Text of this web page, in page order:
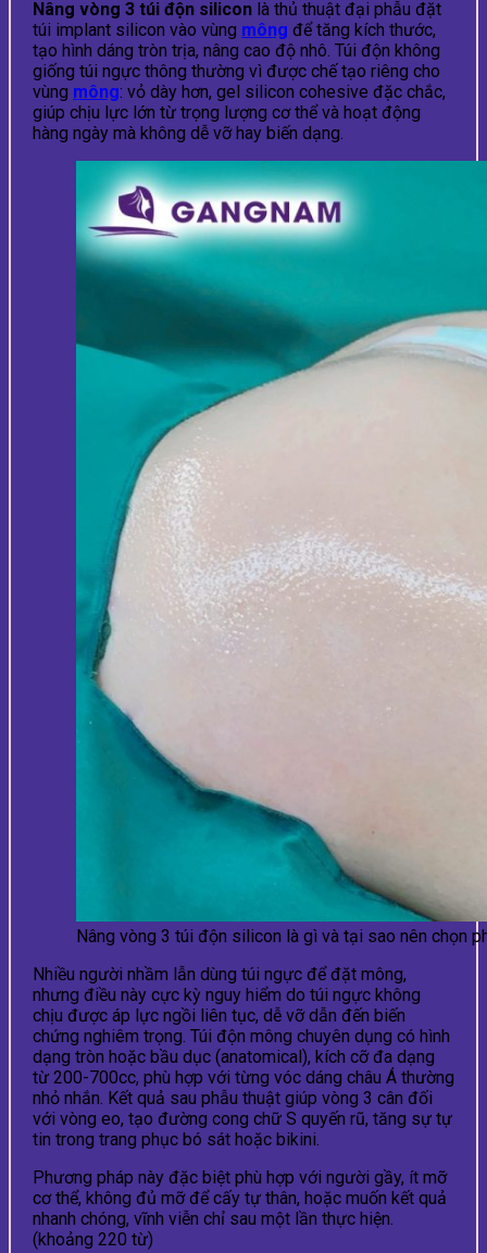
Nâng vòng 3 túi độn silicon là thủ thuật đại phẫu đặt
túi implant silicon vào vùng mông để tăng kích thước,
tạo hình dáng tròn trịa, nâng cao độ nhô. Túi độn không
giống túi ngực thông thường vì được chế tạo riêng cho
vùng mông: vỏ dày hơn, gel silicon cohesive đặc chắc,
giúp chịu lực lớn từ trọng lượng cơ thể và hoạt động
hàng ngày mà không dễ vỡ hay biến dạng.
Nâng vòng 3 túi độn silicon là gì và tại sao nên chọn
Nhiều người nhầm lẫn dùng túi ngực để đặt mông,
nhưng điều này cực kỳ nguy hiểm do túi ngực không
chịu được áp lực ngồi liên tục, dễ vỡ dẫn đến biến
chứng nghiêm trọng. Túi độn mông chuyên dụng có hình
dạng tròn hoặc bầu dục (anatomical), kích cỡ đa dạng
từ 200-700cc, phù hợp với từng vóc dáng châu Á thường
nhỏ nhắn. Kết quả sau phẫu thuật giúp vòng 3 cân đối
với vòng eo, tạo đường cong chữ S quyến rũ, tăng sự tự
tin trong trang phục bó sát hoặc bikini.
Phương pháp này đặc biệt phù hợp với người gầy, ít mỡ
cơ thể, không đủ mỡ để cấy tự thân, hoặc muốn kết quả
nhanh chóng, vĩnh viễn chỉ sau một lần thực hiện.
(khoảng 220 từ)